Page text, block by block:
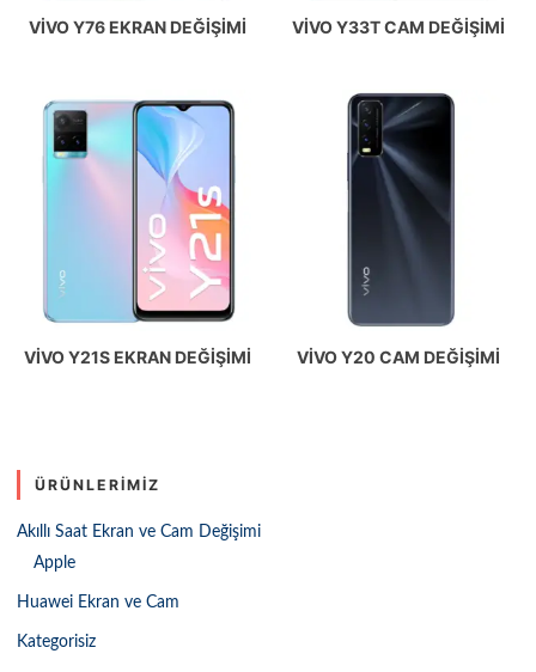
VIVO Y76 EKRAN DEĞIŞIMI VIVO Y33T CAM DEĞIŞIMI
VIVO Y21S EKRAN DEĞIŞIMI VIVO Y20 CAM DEĞIŞIMI
ÜRÜNLERIMIZ
Akıllı Saat Ekran ve Cam Değişimi
Apple
Huawei Ekran ve Cam
Kategorisiz